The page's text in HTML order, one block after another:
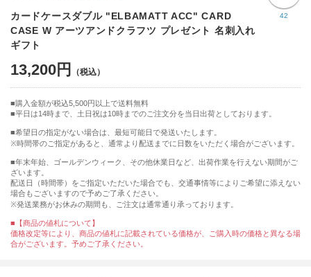
42
カードケースダブル "ELBAMATT ACC" CARD
CASE W アーツアンドクラフツ プレゼント 名刺入れ
ギフト
13,200円
購入金額が税込5,500円以上で送料無料
平日は14時まで、土日祝は10時までのご注文分を当日出荷としております。
■希望日の指定がない場合は、最短可能日で発送いたします。
※時間帯のご指定があると、通常より配送までに日数をいただく場合がございます。
■年末年始、ゴールデンウィーク、その他休業日など、出荷作業を行えない期間がご
ざいます。
配送日（時間帯）をご指定いただいた場合でも、交通事情等によりご希望に添えない
場合もございますので予めご了承ください。
※発送業務がお休みの期間も、ご注文は通常通り承っております。
■【商品の値札について】
価格改定等により、商品の値札に記載されている価格が、ご購入時の価格と異なる場
合がございます。予めご了承ください。